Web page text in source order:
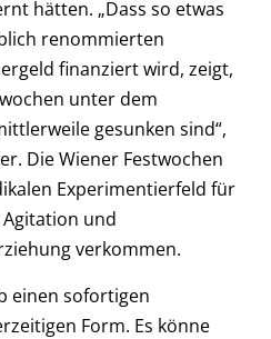
hätten. „Dass so etwas
renommierten
finanziert wird, zeigt,
unter dem
gesunken sind“,
Die Wiener Festwochen
Experimentierfeld für
und
verkommen.
einen sofortigen
Form. Es könne